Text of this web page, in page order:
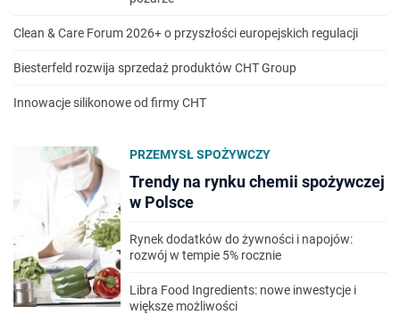
Clean & Care Forum 2026+ o przyszłości europejskich regulacji
Biesterfeld rozwija sprzedaż produktów CHT Group
Innowacje silikonowe od firmy CHT
PRZEMYSŁ SPOŻYWCZY
Trendy na rynku chemii spożywczej
w Polsce
Rynek dodatków do żywności i napojów:
rozwój w tempie 5% rocznie
Libra Food Ingredients: nowe inwestycje i
większe możliwości